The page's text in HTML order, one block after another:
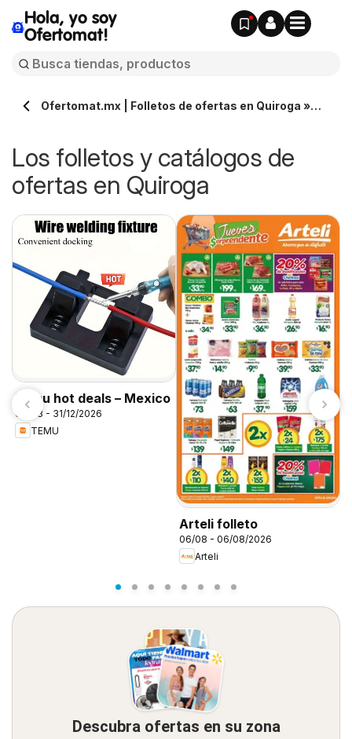
Hola, yo soy
Ofertomat!
Ofertomat.mx | Folletos de ofertas en Quiroga »
Los folletos y catálogos de
ofertas en Quiroga
Temu hot deals – Mexico
06/08 - 31/12/2026
TEMU
Arteli folleto
06/08 - 06/08/2026
Arteli
Descubra ofertas en su zona